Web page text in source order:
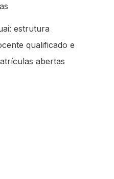
estrutura
qualificado e
abertas